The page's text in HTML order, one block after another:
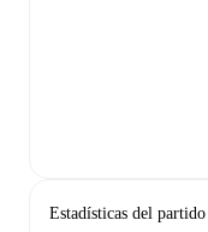
Estadísticas del partido